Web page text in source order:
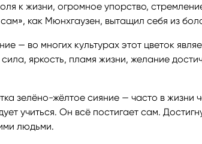
к жизни, огромное упорство,
как Мюнхгаузен, вытащил себя из
— во многих культурах этот цветок
яркость, пламя жизни, желание
зелёно-жёлтое сияние — часто в жизни
учиться. Он всё постигает сам.
людьми.